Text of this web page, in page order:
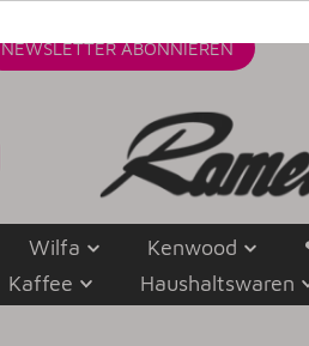
NEWSLETTER ABONNIEREN
Wilfa Kenwood
Kaffee Haushaltswaren